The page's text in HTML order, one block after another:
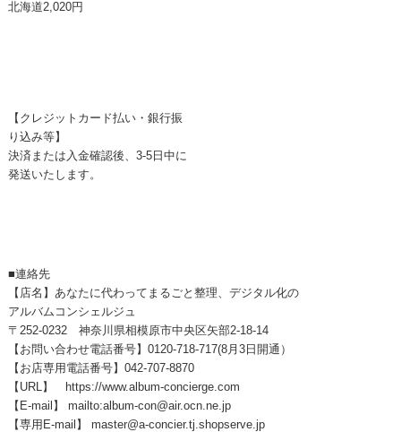
北海道2,020円
【クレジットカード払い・銀行振
り込み等】
決済または入金確認後、3-5日中に
発送いたします。
■連絡先
【店名】あなたに代わってまるごと整理、デジタル化の
アルバムコンシェルジュ
〒252-0232 神奈川県相模原市中央区矢部2-18-14
【お問い合わせ電話番号】0120-718-717(8月3日開通）
【お店専用電話番号】042-707-8870
【URL】 https://www.album-concierge.com
【E-mail】 mailto:album-con@air.ocn.ne.jp
【専用E-mail】 master@a-concier.tj.shopserve.jp